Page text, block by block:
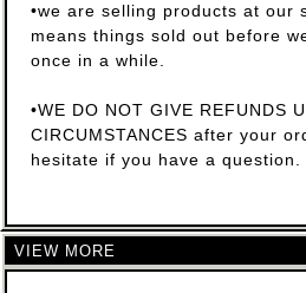
•we are selling products at our
means things sold out before
once in a while.
•WE DO NOT GIVE REFUNDS
CIRCUMSTANCES after your
hesitate if you have a question.
VIEW MORE